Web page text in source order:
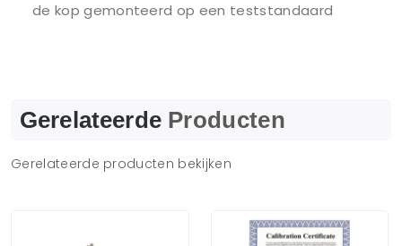
de kop gemonteerd op een teststandaard
Gerelateerde Producten
Gerelateerde producten bekijken